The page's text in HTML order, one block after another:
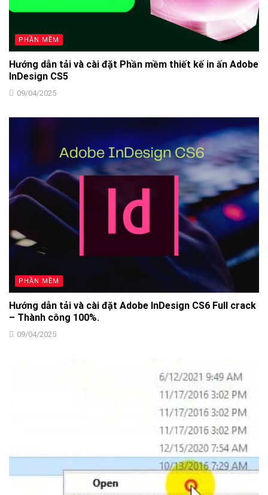
PHẦN MỀM
Hướng dẫn tải và cài đặt Phần mềm thiết kế in ấn Adobe
InDesign CS5
09/04/2025
PHẦN MỀM
Hướng dẫn tải và cài đặt Adobe InDesign CS6 Full crack
– Thành công 100%.
09/04/2025